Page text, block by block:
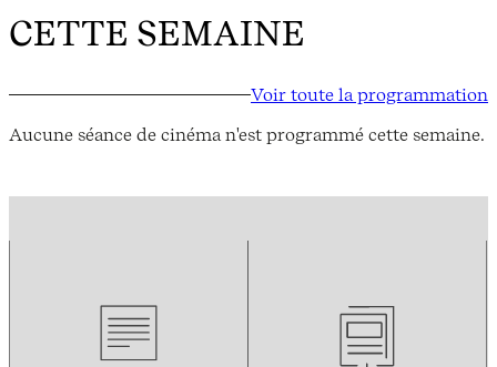
CETTE SEMAINE
Voir toute la programmation
Aucune séance de cinéma n'est programmé cette semaine.